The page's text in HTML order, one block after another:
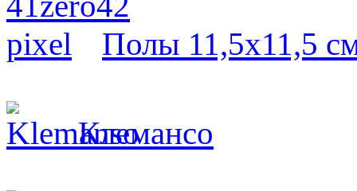
Полы 11,5х11,5
Клемансо